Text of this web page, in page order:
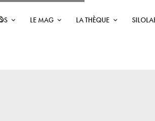
LE MAG LA THÈQUE